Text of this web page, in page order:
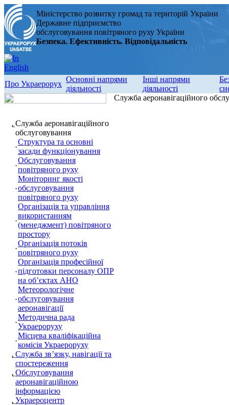
Міністерство розвитку громад та територій України
Державне підприємство
обслуговування повітряного руху України
Безпека. Ефективність. Відповідальність
Про Украерорух
Основні напрями
діяльності
Інші напрями
діяльності
Служба аеронавігаційного
обслуговування
Структура та основні
засади функціонування
Обслуговування
повітряного руху
Моніторинг якості
обслуговування
повітряного руху
Організація та управління
використанням
(менеджмент) повітряного
простору
Організація потоків
повітряного руху
Організація професійної
підготовки персоналу ОПР
на об’єктах АНО
Метеорологічне
обслуговування
аеронавігації
Методична рада
Украероруху
Місцева кваліфікаційна
комісія Украероруху
Служба зв’язку, навігації та
спостереження
Обслуговування
аеронавігаційною
інформацією
Украероцентр
Служба аеронавігаційного